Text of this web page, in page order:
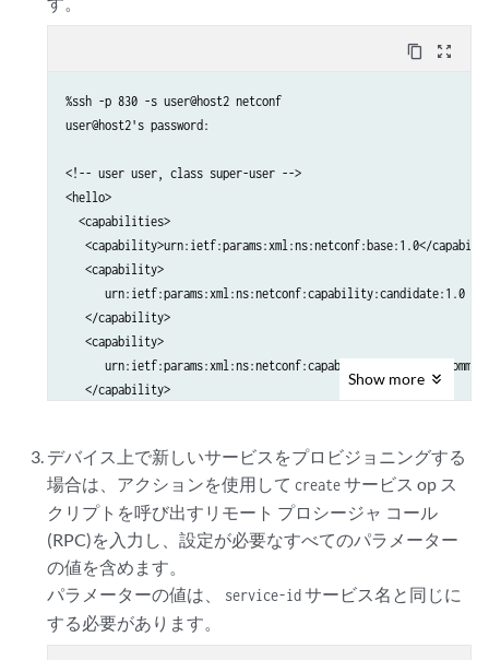
content_copy zoom_out_map
%ssh -p 830 -s user@host2 netconf
user@host2's password:
<!-- user user, class super-user -->
<hello>
  <capabilities>
<capability>urn:ietf:params:xml:ns:netconf:base:1.0</
   <capability>
      urn:ietf:params:xml:ns:netconf:capability:candidate:1.0
   </capability>
   <capability>
urn:ietf:params:xml:ns:netconf:capability:confirmed-
   </capability>
   </capability>
   <capability>
    </capability>
<capability>http://xml.juniper.net/netconf/junos/1.0</
<capability>http://xml.juniper.net/dmi/system/1.0</
  </capabilities>
  <session-id>28898</session-id>
Show more
デバイス上で新しいサービスをプロビジョニングする
場合は、アクションを使用して createサービス op ス
クリプトを呼び出すリモート プロシージャ コール
(RPC)を入力し、設定が必要なすべてのパラメーター
の値を含めます。
パラメーターの値は、 service-idサービス名と同じに
する必要があります。